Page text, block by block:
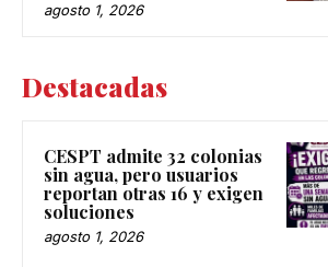
agosto 1, 2026
Destacadas
CESPT admite 32 colonias
sin agua, pero usuarios
reportan otras 16 y exigen
soluciones
agosto 1, 2026